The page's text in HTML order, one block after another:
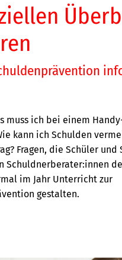
muss ich bei einem
kann ich Schulden
Fragen, die Schüler und
Schuldnerberater:innen
im Jahr Unterricht zur
gestalten.